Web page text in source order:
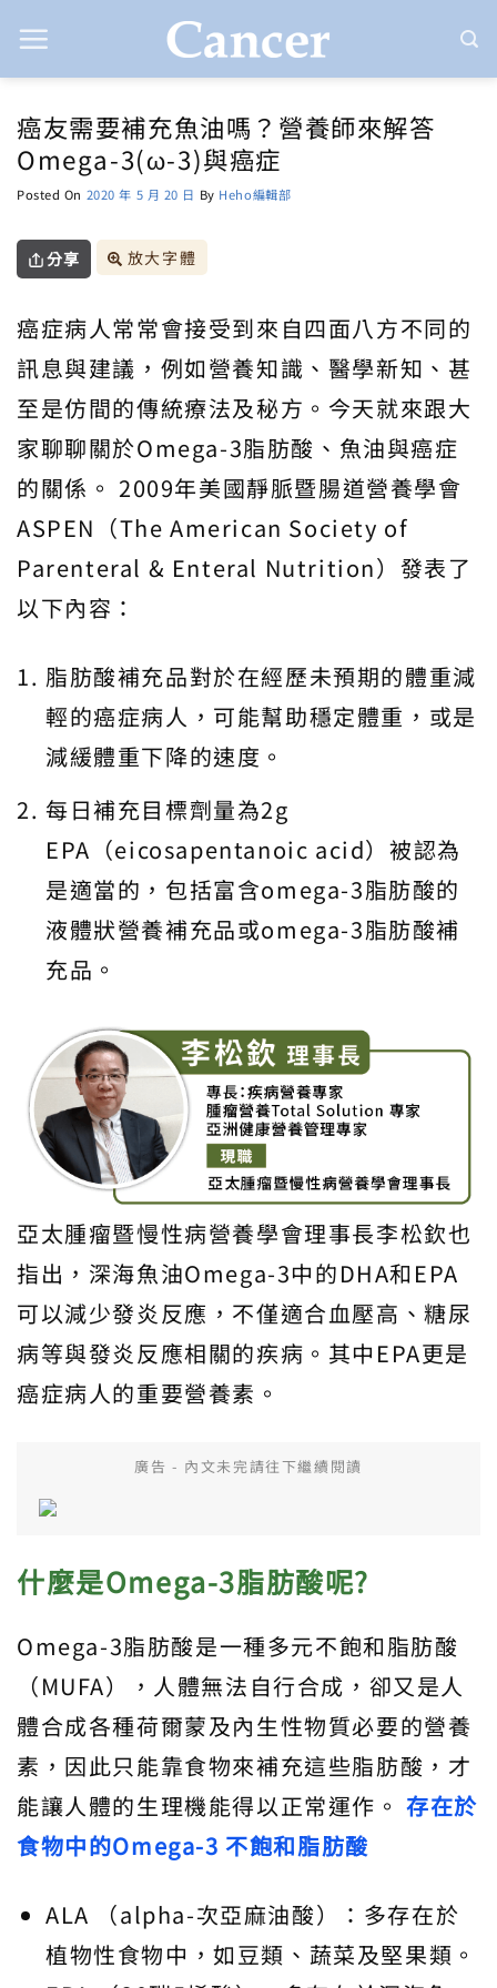
to
癌友需要補充魚油嗎？營養師來解答
Omega-3(ω-3)與癌症
Posted On 2020 年 5 月 20 日 By Heho編輯部
分享 放大字體
癌症病人常常會接受到來自四面八方不同的
訊息與建議，例如營養知識、醫學新知、甚
至是仿間的傳統療法及秘方。今天就來跟大
家聊聊關於Omega-3脂肪酸、魚油與癌症
的關係。 2009年美國靜脈暨腸道營養學會
ASPEN（The American Society of
Parenteral & Enteral Nutrition）發表了
以下內容：
脂肪酸補充品對於在經歷未預期的體重減
輕的癌症病人，可能幫助穩定體重，或是
減緩體重下降的速度。
每日補充目標劑量為2g
EPA（eicosapentanoic acid）被認為
是適當的，包括富含omega-3脂肪酸的
液體狀營養補充品或omega-3脂肪酸補
充品。
亞太腫瘤暨慢性病營養學會理事長李松欽也
指出，深海魚油Omega-3中的DHA和EPA
可以減少發炎反應，不僅適合血壓高、糖尿
病等與發炎反應相關的疾病。其中EPA更是
癌症病人的重要營養素。
廣告 - 內文未完請往下繼續閱讀
什麼是Omega-3脂肪酸呢?
Omega-3脂肪酸是一種多元不飽和脂肪酸
（MUFA），人體無法自行合成，卻又是人
體合成各種荷爾蒙及內生性物質必要的營養
素，因此只能靠食物來補充這些脂肪酸，才
能讓人體的生理機能得以正常運作。存在於
食物中的Omega-3 不飽和脂肪酸
ALA （alpha-次亞麻油酸）：多存在於
植物性食物中，如豆類、蔬菜及堅果類。